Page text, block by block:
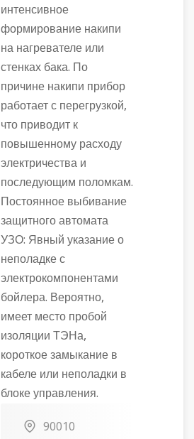
интенсивное
формирование накипи
на нагревателе или
стенках бака. По
причине накипи прибор
работает с перегрузкой,
что приводит к
повышенному расходу
электричества и
последующим поломкам.
Постоянное выбивание
защитного автомата
УЗО: Явный указание о
неполадке с
электрокомпонентами
бойлера. Вероятно,
имеет место пробой
изоляции ТЭНа,
короткое замыкание в
кабеле или неполадки в
блоке управления.
90010